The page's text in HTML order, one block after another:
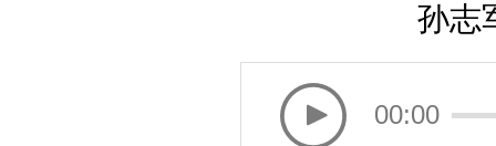
孙志
00:00